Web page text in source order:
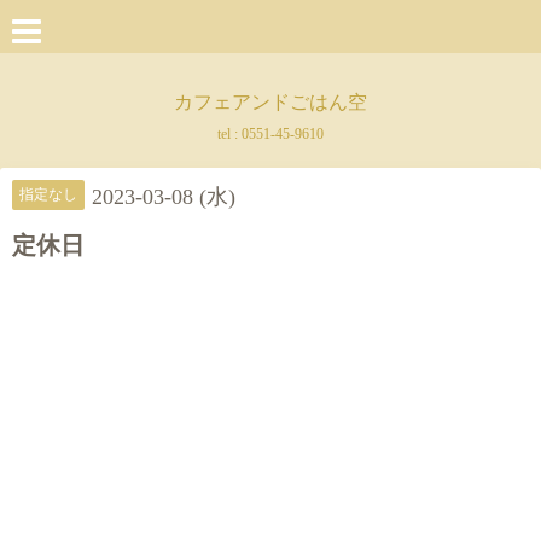
カフェアンドごはん空
tel : 0551-45-9610
指定なし 2023-03-08 (水)
定休日